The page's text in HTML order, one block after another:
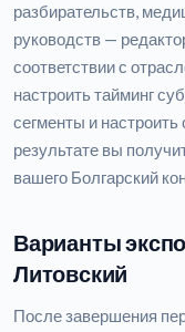
разбирательств,
руководств —
соответствии с
настроить тайминг
сегменты и
результате вы
вашего Болгарский
Варианты
Литовский
После завершения